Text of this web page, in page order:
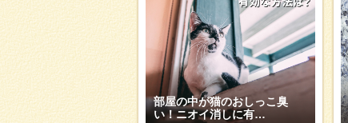
部屋の中が猫のおしっこ臭
い！ニオイ消しに有…